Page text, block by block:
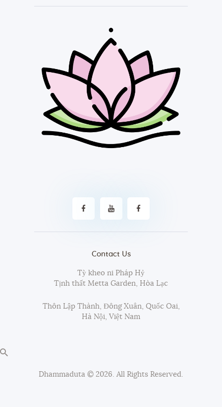
Contact Us
Tỳ kheo ni Pháp Hỷ
Tịnh thất Metta Garden, Hòa Lạc
Thôn Lập Thành, Đông Xuân, Quốc Oai,
Hà Nội, Việt Nam
Dhammaduta © 2026. All Rights Reserved.